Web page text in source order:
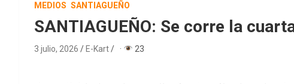
MEDIOS SANTIAGUEÑO
SANTIAGUEÑO: Se corre la
3 julio, 2026 E-Kart · 23